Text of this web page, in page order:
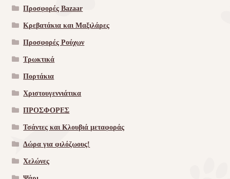
Προσφορές Bazaar
Κρεβατάκια και Μαξιλάρες
Προσφορές Ρούχων
Τρωκτικά
Πορτάκια
Χριστουγεννιάτικα
ΠΡΟΣΦΟΡΕΣ
Τσάντες και Κλουβιά μεταφοράς
Δώρα για φιλόζωους!
Χελώνες